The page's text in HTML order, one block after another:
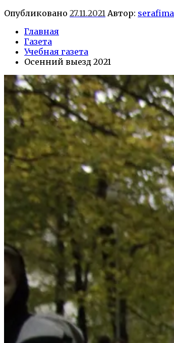
Опубликовано 27.11.2021 Автор: serafima
Главная
Газета
Учебная газета
Осенний выезд 2021